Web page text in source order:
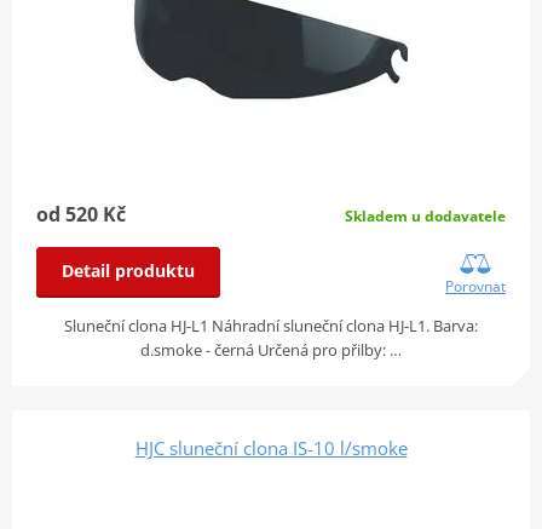
od 520 Kč Skladem u dodavatele
Detail produktu
Porovnat
Sluneční clona HJ-L1 Náhradní sluneční clona HJ-L1. Barva:
d.smoke - černá Určená pro přilby: …
HJC sluneční clona IS-10 l/smoke